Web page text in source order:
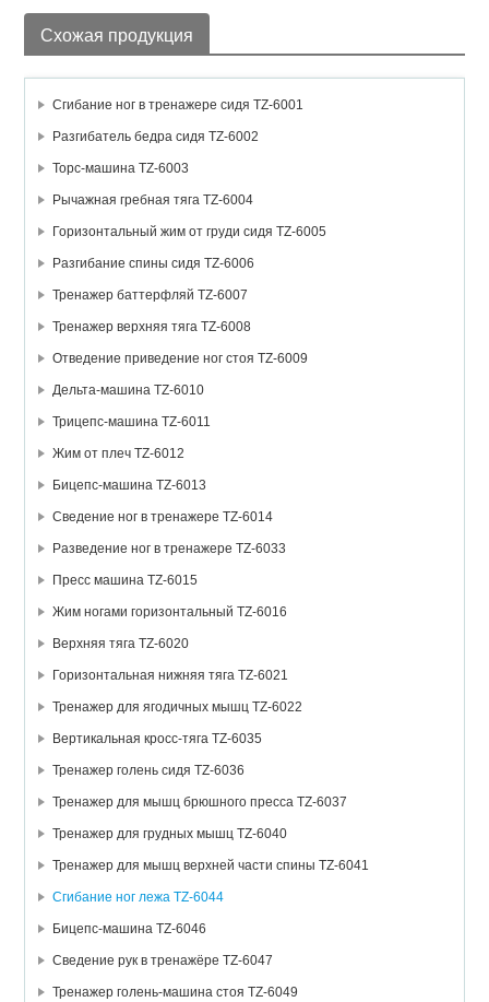
Схожая продукция
Сгибание ног в тренажере сидя TZ-6001
Разгибатель бедра сидя TZ-6002
Торс-машина TZ-6003
Рычажная гребная тяга TZ-6004
Горизонтальный жим от груди сидя TZ-6005
Разгибание спины сидя TZ-6006
Тренажер баттерфляй TZ-6007
Тренажер верхняя тяга TZ-6008
Отведение приведение ног стоя TZ-6009
Дельта-машина TZ-6010
Трицепс-машина TZ-6011
Жим от плеч TZ-6012
Бицепс-машина TZ-6013
Сведение ног в тренажере TZ-6014
Разведение ног в тренажере TZ-6033
Пресс машина TZ-6015
Жим ногами горизонтальный TZ-6016
Верхняя тяга TZ-6020
Горизонтальная нижняя тяга TZ-6021
Тренажер для ягодичных мышц TZ-6022
Вертикальная кросс-тяга TZ-6035
Тренажер голень сидя TZ-6036
Тренажер для мышц брюшного пресса TZ-6037
Тренажер для грудных мышц TZ-6040
Тренажер для мышц верхней части спины TZ-6041
Сгибание ног лежа TZ-6044
Бицепс-машина TZ-6046
Сведение рук в тренажёре TZ-6047
Тренажер голень-машина стоя TZ-6049